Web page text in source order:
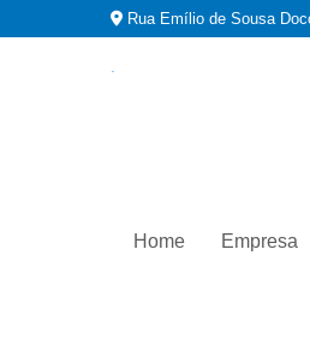
Rua Emílio de Sousa
Home Empresa